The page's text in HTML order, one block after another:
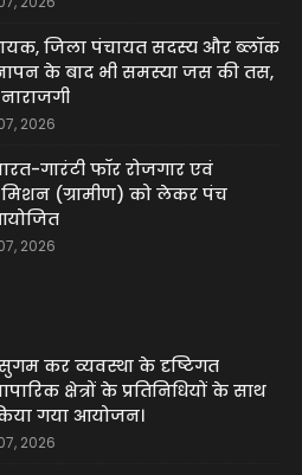
जिला पंचायत सदस्य और ब्लॉक
के बाद भी समस्या जस की तस,
2026
गारंटी फॉर रोजगार एवं
(ग्रामीण) को लेकर पंच
2026
सुगम कर व्यवस्था के दृष्टिगत
क्षेत्रों के प्रतिनिधियों के साथ
गया आयोजन।
2026